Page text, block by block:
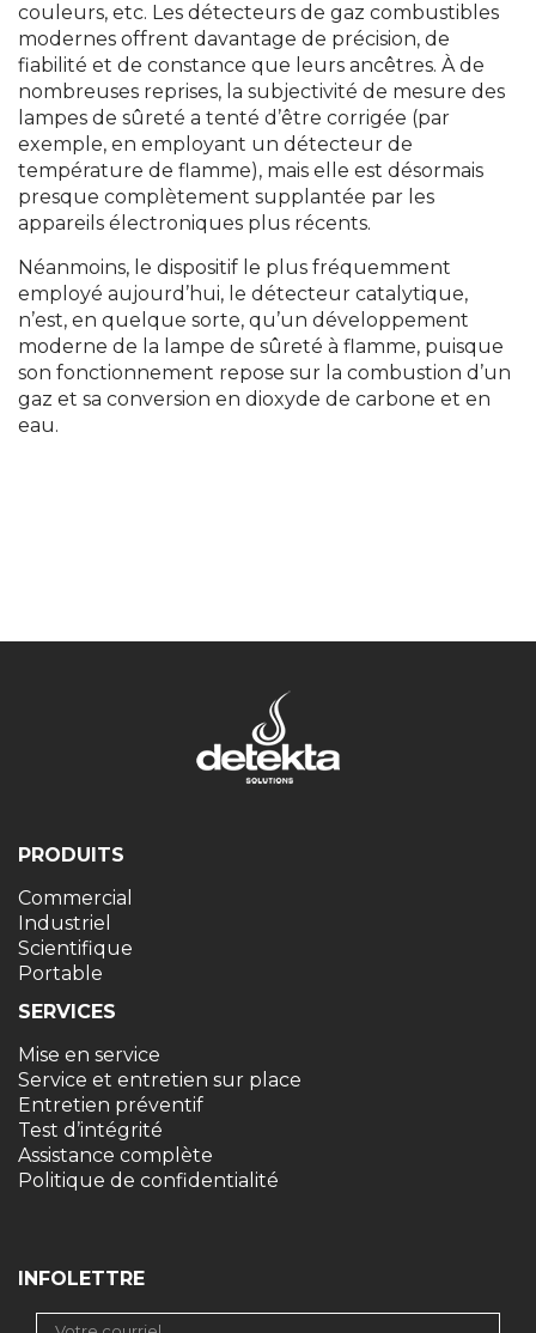
couleurs, etc. Les détecteurs de gaz combustibles
modernes offrent davantage de précision, de
fiabilité et de constance que leurs ancêtres. À de
nombreuses reprises, la subjectivité de mesure des
lampes de sûreté a tenté d’être corrigée (par
exemple, en employant un détecteur de
température de flamme), mais elle est désormais
presque complètement supplantée par les
appareils électroniques plus récents.
Néanmoins, le dispositif le plus fréquemment
employé aujourd’hui, le détecteur catalytique,
n’est, en quelque sorte, qu’un développement
moderne de la lampe de sûreté à flamme, puisque
son fonctionnement repose sur la combustion d’un
gaz et sa conversion en dioxyde de carbone et en
eau.
PRODUITS
Commercial
Industriel
Scientifique
Portable
SERVICES
Mise en service
Service et entretien sur place
Entretien préventif
Test d’intégrité
Assistance complète
Politique de confidentialité
INFOLETTRE